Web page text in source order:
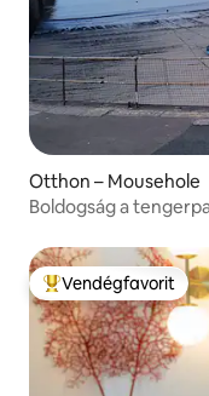
Otthon – Mousehole
Boldogság a
Kiemelt
Vendégfavorit